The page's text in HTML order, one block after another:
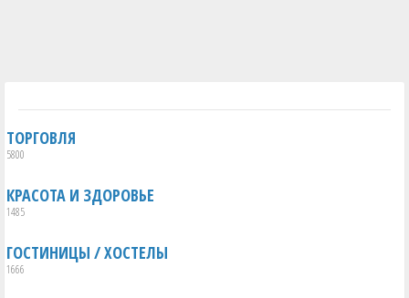
ТОРГОВЛЯ
5800
КРАСОТА И ЗДОРОВЬЕ
1485
ГОСТИНИЦЫ / ХОСТЕЛЫ
1666